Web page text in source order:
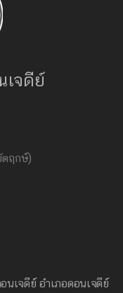
เจดีย์
ฤกษ์)
เจดีย์ อำเภอดอนเจดีย์